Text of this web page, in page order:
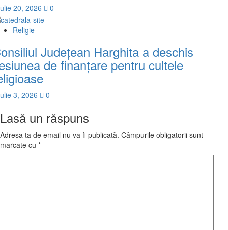
20, 2026 0
Religie
Judeţean Harghita a deschis
de finanţare pentru cultele
3, 2026 0
Lasă un răspuns
Adresa ta de email nu va fi publicată. Câmpurile obligatorii sunt
marcate cu *